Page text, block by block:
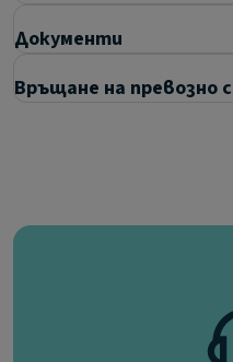
Документи
Връщане на превозно
Какво не включва